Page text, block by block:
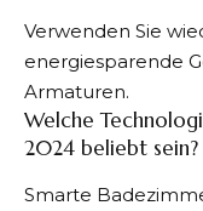
Verwenden Sie
energiesparende
Armaturen.
Welche
2024 beliebt sein?
Smarte